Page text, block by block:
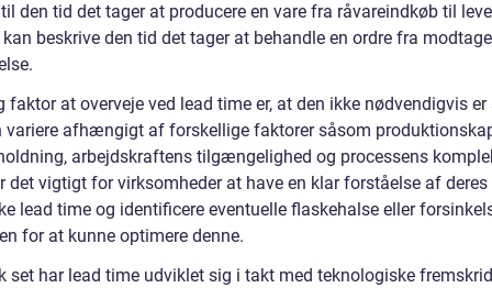
den tid det tager at producere en vare fra råvareindkøb til
kan beskrive den tid det tager at behandle en ordre fra
faktor at overveje ved lead time er, at den ikke nødvendigvis
variere afhængigt af forskellige faktorer såsom
arbejdskraftens tilgængelighed og processens
det vigtigt for virksomheder at have en klar forståelse af deres
lead time og identificere eventuelle flaskehalse eller
for at kunne optimere denne.
set har lead time udviklet sig i takt med teknologiske